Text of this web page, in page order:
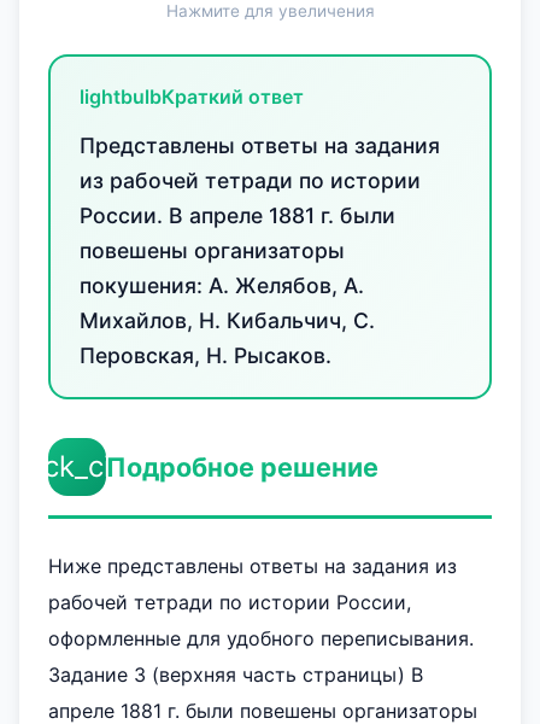
Нажмите для увеличения
lightbulbКраткий ответ
Представлены ответы на задания
из рабочей тетради по истории
России. В апреле 1881 г. были
повешены организаторы
покушения: А. Желябов, А.
Михайлов, Н. Кибальчич, С.
Перовская, Н. Рысаков.
Подробное решение
Ниже представлены ответы на задания из
рабочей тетради по истории России,
оформленные для удобного переписывания.
Задание 3 (верхняя часть страницы) В
апреле 1881 г. были повешены организаторы